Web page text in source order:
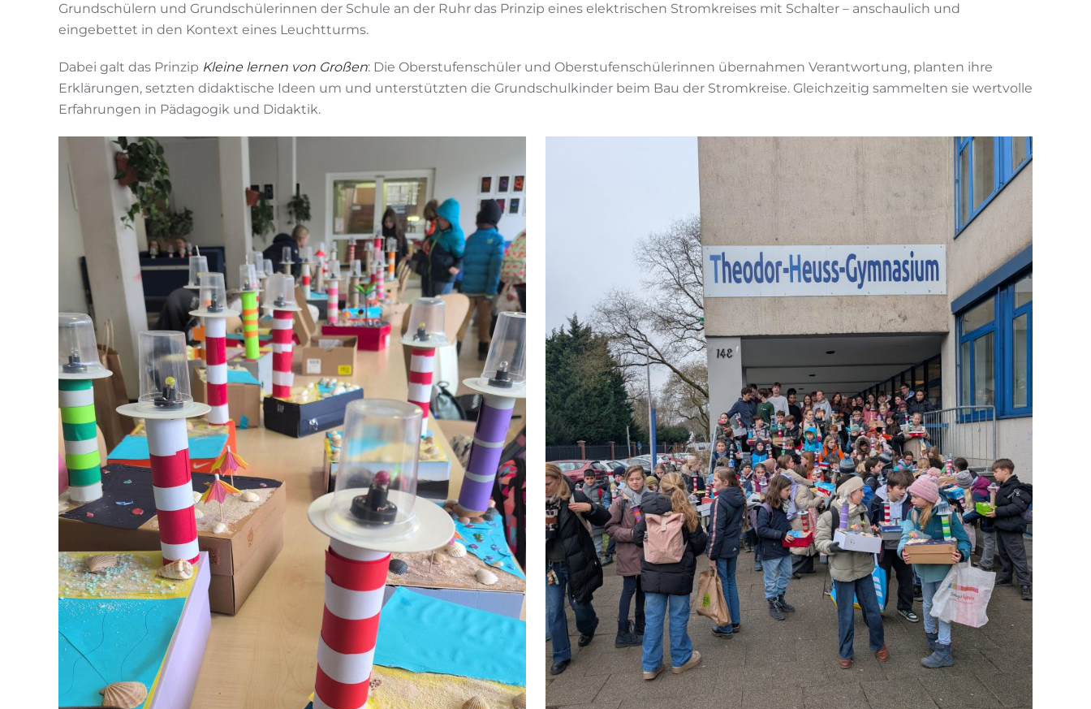
Grundschülern und Grundschülerinnen der Schule an der Ruhr das Prinzip eines elektrischen Stromkreises mit Schalter – anschaulich und
eingebettet in den Kontext eines Leuchtturms.
Dabei galt das Prinzip Kleine lernen von Großen: Die Oberstufenschüler und Oberstufenschülerinnen übernahmen Verantwortung, planten ihre
Erklärungen, setzten didaktische Ideen um und unterstützten die Grundschulkinder beim Bau der Stromkreise. Gleichzeitig sammelten sie wertvolle
Erfahrungen in Pädagogik und Didaktik.